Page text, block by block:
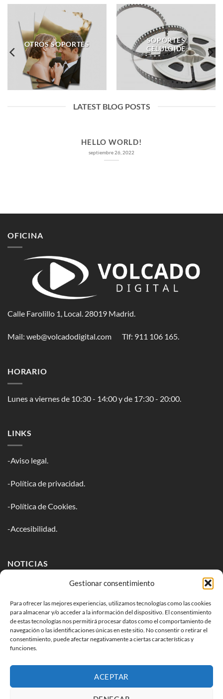
Gestionar consentimiento
Para ofrecer las mejores experiencias, utilizamos tecnologías como las cookies
para almacenar y/o acceder a la información del dispositivo. El consentimiento
de estas tecnologías nos permitirá procesar datos como el comportamiento de
navegación o las identificaciones únicas en este sitio. No consentir o retirar el
consentimiento, puede afectar negativamente a ciertas características y
funciones.
ACEPTAR
OTROS SOPORTES
SOPORTES
CELULOIDE
LATEST BLOG POSTS
HELLO WORLD!
septiembre 26, 2022
OFICINA
Calle Farolillo 1, Local. 28019 Madrid.
Mail: web@volcadodigital.com Tlf: ‭911 106 165‬.
HORARIO
Lunes a viernes de 10:30 - 14:00 y de 17:30 - 20:00.
LINKS
-Aviso legal.
-Política de privacidad.
-Política de Cookies.
-Accesibilidad.
NOTICIAS
Inscríbete en nuestro newsletter para estar al tanto de todos
los lanzamientos.